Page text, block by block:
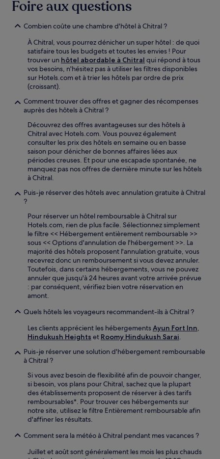
Foire aux questions
Combien coûte une chambre d'hôtel à Chitral ?
À Chitral, vous pourrez dénicher un super hôtel : de quoi
satisfaire tous les budgets et toutes les envies ! Pour
trouver un hôtel abordable à Chitral qui répond à tous
vos besoins, n'hésitez pas à utiliser les filtres disponibles
sur Hotels.com et à trier les hôtels par ordre de prix
(croissant).
Comment trouver des offres et gagner des récompenses
auprès des hôtels à Chitral ?
Découvrez des offres avantageuses sur des hôtels à
Chitral avec Hotels.com. Vous pouvez également
consulter les prix des hôtels en semaine ou en basse
saison pour dénicher de bonnes affaires liées aux
périodes creuses. Et pour une escapade spontanée, ne
manquez pas nos offres de dernière minute sur les hôtels
à Chitral.
Puis-je réserver des hôtels avec annulation gratuite à Chitral
?
Pour réserver un hôtel remboursable à Chitral sur
Hotels.com, rien de plus facile. Sélectionnez simplement
le filtre << Hébergement entièrement remboursable >>
sous << Options d'annulation de l'hébergement >>. La
majorité des hôtels proposent l'annulation gratuite, vous
recevrez donc un remboursement si vous devez annuler.
Toutefois, dans certains hébergements, vous ne pouvez
annuler que jusqu'à 24 heures avant votre arrivée prévue
: par conséquent, vérifiez bien votre réservation en
amont.
Quels hôtels les voyageurs recommandent-ils à Chitral ?
Les clients apprécient les hébergementsAyun Fort Inn,
Hindukush Heights et Roomy Hindukush Sarai.
Puis-je réserver une solution d'hébergement remboursable
à Chitral ?
Si vous avez besoin de flexibilité afin de pouvoir changer,
si besoin, vos plans pour Chitral, sachez que la plupart
des établissements proposent de réserver à des tarifs
remboursables*. Pour trouver ces hébergements sur
notre site, utilisez le filtre Entièrement remboursable afin
d'affiner les résultats.
Comment sera la météo à Chitral pendant mes vacances ?
Juillet et août sont généralement les mois les plus chauds